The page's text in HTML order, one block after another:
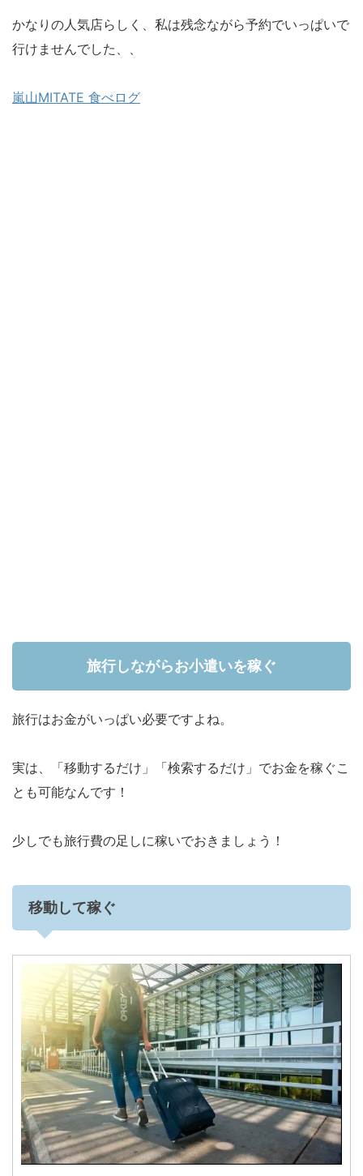
かなりの人気店らしく、私は残念ながら予約でいっぱいで
行けませんでした、、
嵐山MITATE 食べログ
旅行しながらお小遣いを稼ぐ
旅行はお金がいっぱい必要ですよね。
実は、「移動するだけ」「検索するだけ」でお金を稼ぐこ
とも可能なんです！
少しでも旅行費の足しに稼いでおきましょう！
移動して稼ぐ